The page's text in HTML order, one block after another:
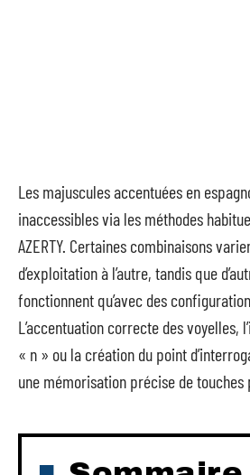
Les majuscules accentuées en
inaccessibles via les méthodes
AZERTY. Certaines combinaisons
d’exploitation à l’autre, tandis que
fonctionnent qu’avec des
L’accentuation correcte des voyelles,
« n » ou la création du point
une mémorisation précise de